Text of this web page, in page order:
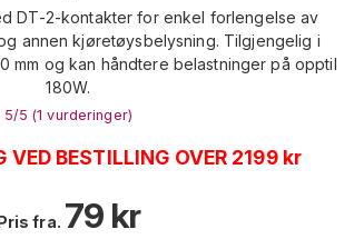
DT-2-kontakter for enkel forlengelse av
annen kjøretøysbelysning. Tilgjengelig i
mm og kan håndtere belastninger på opptil
180W.
5/5 (1 vurderinger)
VED BESTILLING OVER 2199 kr
fra. 79 kr